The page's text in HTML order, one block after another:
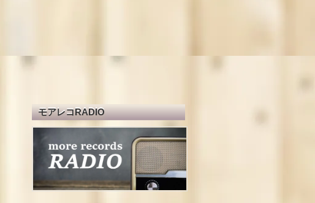
モアレコRADIO